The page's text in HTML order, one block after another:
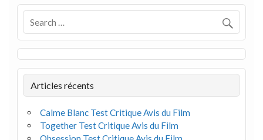
Articles récents
Calme Blanc Test Critique Avis du Film
Together Test Critique Avis du Film